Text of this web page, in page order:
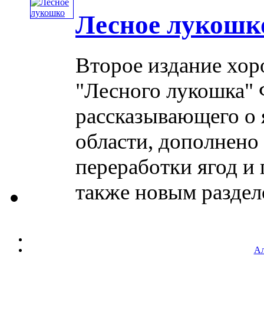
Лесное
Второе издание
"Лесного
рассказывающего о
области,
переработки ягод
также новым